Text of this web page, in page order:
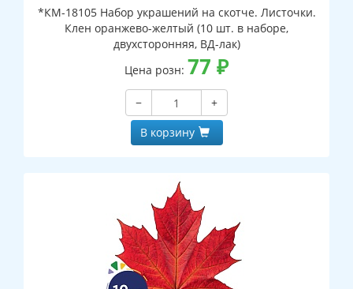
*КМ-18105 Набор украшений на скотче. Листочки.
Клен оранжево-желтый (10 шт. в наборе,
двухсторонняя, ВД-лак)
Цена розн: 77 ₽
−
+
В корзину